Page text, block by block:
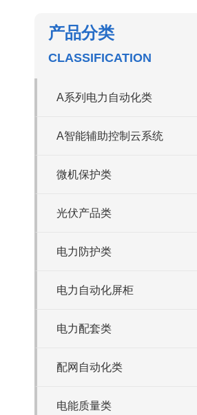
产品分类
CLASSIFICATION
A系列电力自动化类
A智能辅助控制云系统
微机保护类
光伏产品类
电力防护类
电力自动化屏柜
电力配套类
配网自动化类
电能质量类